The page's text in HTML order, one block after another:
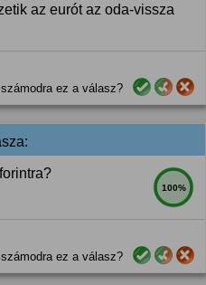
az eurót az oda-vissza
ez a válasz?
100%
ez a válasz?